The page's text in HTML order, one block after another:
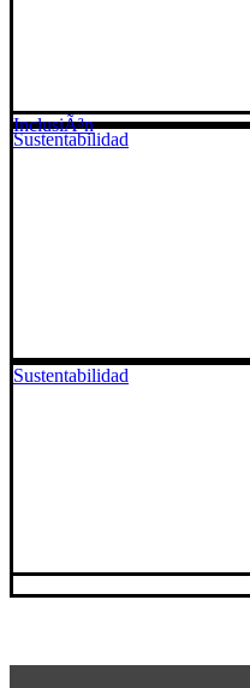
Sustentabilidad
Sustentabilidad
InclusiÃ³n